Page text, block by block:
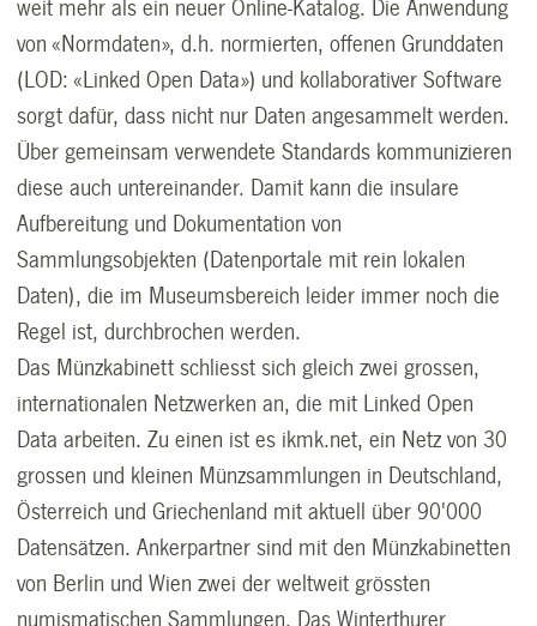
weit mehr als ein neuer Online-Katalog. Die Anwendung
von «Normdaten», d.h. normierten, offenen Grunddaten
(LOD: «Linked Open Data») und kollaborativer Software
sorgt dafür, dass nicht nur Daten angesammelt werden.
Über gemeinsam verwendete Standards kommunizieren
diese auch untereinander. Damit kann die insulare
Aufbereitung und Dokumentation von
Sammlungsobjekten (Datenportale mit rein lokalen
Daten), die im Museumsbereich leider immer noch die
Regel ist, durchbrochen werden.
Das Münzkabinett schliesst sich gleich zwei grossen,
internationalen Netzwerken an, die mit Linked Open
Data arbeiten. Zu einen ist es ikmk.net, ein Netz von 30
grossen und kleinen Münzsammlungen in Deutschland,
Österreich und Griechenland mit aktuell über 90'000
Datensätzen. Ankerpartner sind mit den Münzkabinetten
von Berlin und Wien zwei der weltweit grössten
numismatischen Sammlungen. Das Winterthurer